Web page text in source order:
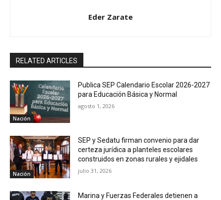
Eder Zarate
RELATED ARTICLES
Nación
Publica SEP Calendario Escolar 2026-2027
para Educación Básica y Normal
agosto 1, 2026
Nación
SEP y Sedatu firman convenio para dar
certeza jurídica a planteles escolares
construidos en zonas rurales y ejidales
julio 31, 2026
Marina y Fuerzas Federales detienen a